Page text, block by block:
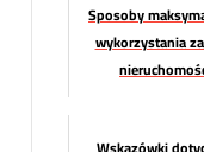
Sposoby
wykorzystania